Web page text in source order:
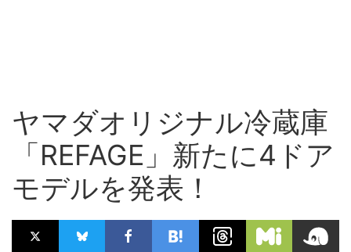
ヤマダオリジナル冷蔵庫
「REFAGE」新たに4ドア
モデルを発表！